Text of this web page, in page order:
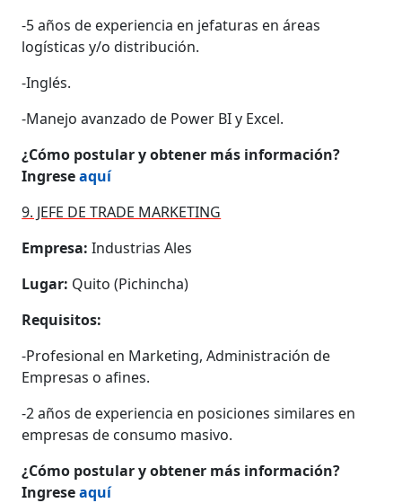
-5 años de experiencia en jefaturas en áreas
logísticas y/o distribución.
-Inglés.
-Manejo avanzado de Power BI y Excel.
¿Cómo postular y obtener más información?
Ingreseaquí
9. JEFE DE TRADE MARKETING
Empresa:Industrias Ales
Lugar: Quito (Pichincha)
Requisitos:
-Profesional en Marketing, Administración de
Empresas o afines.
-2 años de experiencia en posiciones similares en
empresas de consumo masivo.
¿Cómo postular y obtener más información?
Ingreseaquí